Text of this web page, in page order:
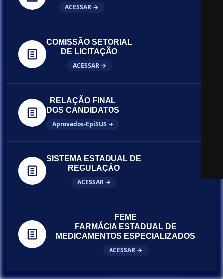
ACESSAR →
COMISSÃO SETORIAL
DE LICITAÇÃO
ACESSAR →
RELAÇÃO FINAL
DOS CANDIDATOS
Aprovados-EpiSUS →
SISTEMA ESTADUAL DE
REGULAÇÃO
ACESSAR →
FEME
FARMÁCIA ESTADUAL DE
MEDICAMENTOS ESPECIALIZADOS
ACESSAR →